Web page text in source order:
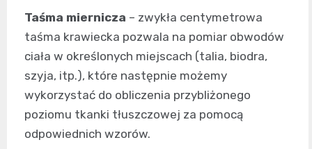
Taśma miernicza – zwykła centymetrowa
taśma krawiecka pozwala na pomiar obwodów
ciała w określonych miejscach (talia, biodra,
szyja, itp.), które następnie możemy
wykorzystać do obliczenia przybliżonego
poziomu tkanki tłuszczowej za pomocą
odpowiednich wzorów.